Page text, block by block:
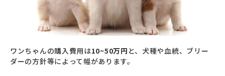
ワンちゃんの購入費用は10~50万円 と、犬種や血統、ブリー
ダーの方針等によって幅があります。